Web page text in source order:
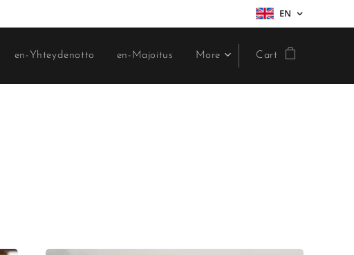
EN
en-Yhteydenotto en-Majoitus More Cart